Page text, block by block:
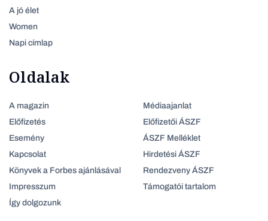
A jó élet
Women
Napi címlap
Oldalak
A magazin
Előfizetés
Esemény
Kapcsolat
Könyvek a Forbes ajánlásával
Impresszum
Így dolgozunk
Médiaajanlat
Előfizetői ÁSZF
ÁSZF Melléklet
Hirdetési ÁSZF
Rendezveny ÁSZF
Támogatói tartalom